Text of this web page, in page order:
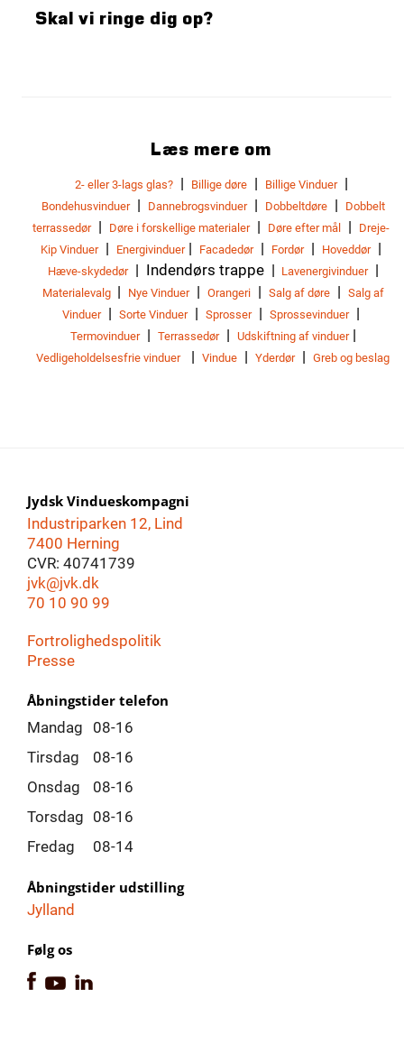
Skal vi ringe dig op?
Læs mere om
2- eller 3-lags glas?| Billige døre| Billige Vinduer|
Bondehusvinduer| Dannebrogsvinduer| Dobbeltdøre|
Dobbelt
terrassedør| Døre i forskellige materialer| Døre efter mål |
Dreje-
Kip Vinduer| Energivinduer| Facadedør| Fordør| Hoveddør|
Hæve-skydedør| Indendørs trappe | Lavenergivinduer|
Materialevalg | Nye Vinduer| Orangeri| Salg af døre| Salg af
Vinduer| Sorte Vinduer| Sprosser| Sprossevinduer|
Termovinduer| Terrassedør| Udskiftning af vinduer|
Vedligeholdelsesfrie vinduer| Vindue | Yderdør| Greb og beslag
Jydsk Vindueskompagni
Industriparken 12, Lind
7400 Herning
CVR: 40741739
jvk@jvk.dk
70 10 90 99
Fortrolighedspolitik
Presse
Åbningstider telefon
Mandag
08-16
Tirsdag
08-16
Onsdag
08-16
Torsdag 08-16
Fredag
08-14
Åbningstider udstilling
Jylland
Følg os